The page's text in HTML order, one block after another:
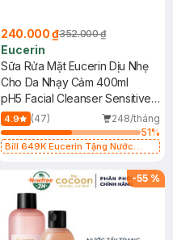
240.000 ₫352.000 ₫
Eucerin
Sữa Rửa Mặt Eucerin Dịu Nhẹ
Cho Da Nhạy Cảm 400ml
pH5 Facial Cleanser Sensitive
Skin
4.9 (47)
248/tháng
51%
Bill 649K Eucerin Tặng Nước
(SL có hạn)
-55 %